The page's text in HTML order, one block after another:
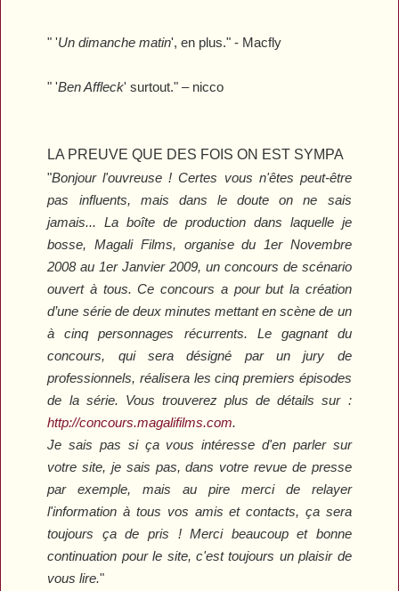
" 'Un dimanche matin', en plus." - Macfly
" 'Ben Affleck' surtout." – nicco
LA PREUVE QUE DES FOIS ON EST SYMPA
"Bonjour l'ouvreuse ! Certes vous n'êtes peut-être
pas influents, mais dans le doute on ne sais
jamais... La boîte de production dans laquelle je
bosse, Magali Films, organise du 1er Novembre
2008 au 1er Janvier 2009, un concours de scénario
ouvert à tous. Ce concours a pour but la création
d’une série de deux minutes mettant en scène de un
à cinq personnages récurrents. Le gagnant du
concours, qui sera désigné par un jury de
professionnels, réalisera les cinq premiers épisodes
de la série. Vous trouverez plus de détails sur :
http://concours.magalifilms.com.
Je sais pas si ça vous intéresse d'en parler sur
votre site, je sais pas, dans votre revue de presse
par exemple, mais au pire merci de relayer
l'information à tous vos amis et contacts, ça sera
toujours ça de pris ! Merci beaucoup et bonne
continuation pour le site, c'est toujours un plaisir de
vous lire."